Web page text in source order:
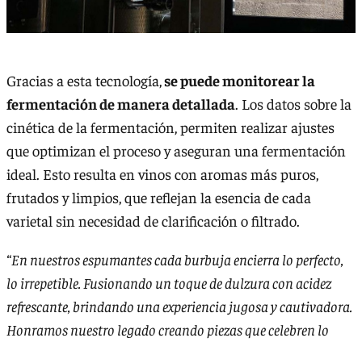
Gracias a esta tecnología,se puede monitorear la
fermentación de manera detallada. Los datos sobre la
cinética de la fermentación, permiten realizar ajustes
que optimizan el proceso y aseguran una fermentación
ideal. Esto resulta en vinos con aromas más puros,
frutados y limpios, que reflejan la esencia de cada
varietal sin necesidad de clarificación o filtrado.
“En nuestros espumantes cada burbuja encierra lo perfecto,
lo irrepetible. Fusionando un toque de dulzura con acidez
refrescante, brindando una experiencia jugosa y cautivadora.
Honramos nuestro legado creando piezas que celebren lo